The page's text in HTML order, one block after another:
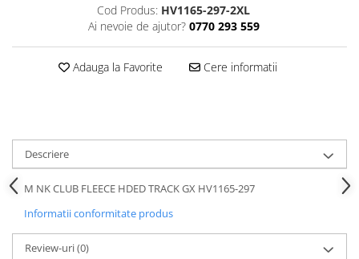
Cod Produs: HV1165-297-2XL
Ai nevoie de ajutor? 0770 293 559
Adauga la Favorite Cere informatii
Descriere
M NK CLUB FLEECE HDED TRACK GX HV1165-297
Informatii conformitate produs
Review-uri(0)